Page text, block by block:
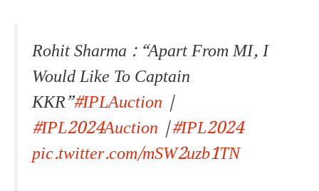
Rohit Sharma : “Apart From MI, I
Would Like To Captain
KKR”#IPLAuction |
#IPL2024Auction |#IPL2024
pic.twitter.com/mSW2uzb1TN